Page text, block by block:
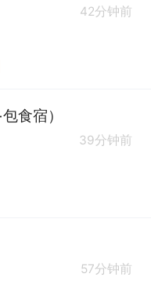
42分钟前
食宿）
39分钟前
57分钟前